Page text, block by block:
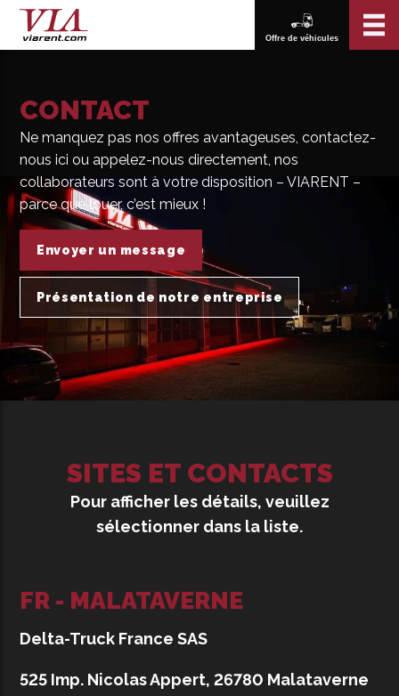
Offre de véhicules
CONTACT
Ne manquez pas nos offres avantageuses, contactez-
nous ici ou appelez-nous directement, nos
collaborateurs sont à votre disposition – VIARENT –
parce que louer, c’est mieux !
Envoyer un message
Présentation de notre entreprise
SITES ET CONTACTS
Pour afficher les détails, veuillez
sélectionner dans la liste.
FR - MALATAVERNE
Delta-Truck France SAS
525 Imp. Nicolas Appert, 26780 Malataverne